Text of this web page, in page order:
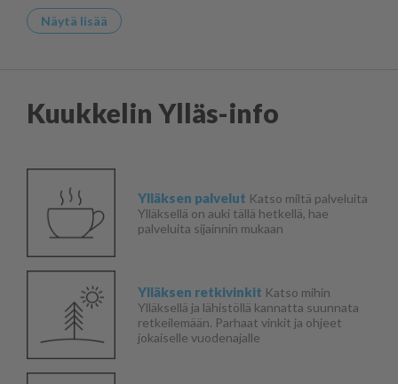
Näytä lisää
Kuukkelin Ylläs-info
Ylläksen palvelut Katso miltä palveluita
Ylläksellä on auki tällä hetkellä, hae
palveluita sijainnin mukaan
Ylläksen retkivinkit Katso mihin
Ylläksellä ja lähistöllä kannatta suunnata
retkeilemään. Parhaat vinkit ja ohjeet
jokaiselle vuodenajalle